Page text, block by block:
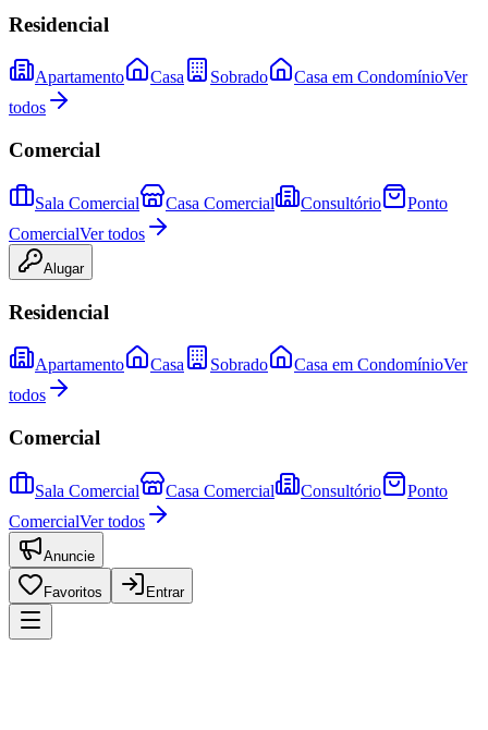
Residencial
Apartamento Casa Sobrado Casa em CondomínioVer
todos
Comercial
Sala Comercial Casa Comercial Consultório
Ponto
ComercialVer todos
Alugar
Residencial
Apartamento Casa Sobrado Casa em CondomínioVer
todos
Comercial
Sala Comercial Casa Comercial Consultório
Ponto
ComercialVer todos
Anuncie
Favoritos Entrar